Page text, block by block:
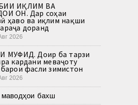
ИҚЛИМ ВА
ОН. Дар соҳаи
ҳаво ва иқлим нақши
доранд
2026
МУФИД. Доир ба тарзи
кардани меваҷоту
фасли зимистон
2026
бахш